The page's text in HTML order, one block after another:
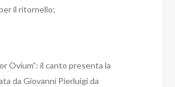
il ritornello;
Ovium”: il canto presenta la
da Giovanni Pierluigi da